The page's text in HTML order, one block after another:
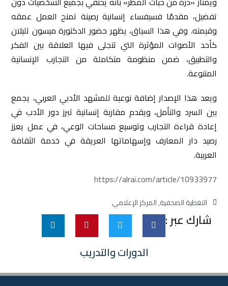
الدورات والتدريب
تفضيل، مقدمًا فسيفساء إنسانية رصينة تمنح العمل عمقه
وقيمته. وفي هذا السياق، يظهر حضور الدكتورة ميسون تليلان
كأحد الأصوات المؤثرة التي تتجلى فيها العلاقة بين الفكر
والتطبيق، ضمن منظومة متكاملة من التجارب الإنسانية
المتنوعة.
ويعد هذا الإصدار إضافة نوعية للمشهد الأدبي العربي، يجمع
بين السرد والتأمل، ويقدم مقاربة إنسانية تبرز دور الأدب في
إعادة قراءة التجارب وتوسيع مساحات الوعي، في عمل يعزز
رصيد دار المعارف وإسهاماتها العريقة في خدمة الثقافة
العربية.
https://alrai.com/article/10933977
التغطية الصحفية,المركز الإعلامي
شارك عبر :